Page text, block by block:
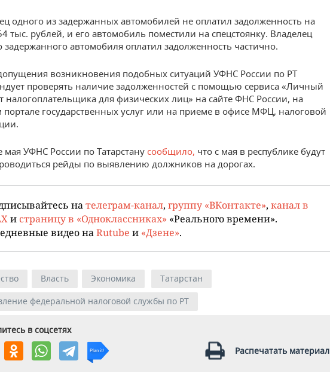
одного из задержанных автомобилей не оплатил задолженность на
тыс. рублей, и его автомобиль поместили на спецстоянку. Владелец
задержанного автомобиля оплатил задолженность частично.
возникновения подобных ситуаций УФНС России по РТ
проверять наличие задолженностей с помощью сервиса «Личный
налогоплательщика для физических лиц» на сайте ФНС России, на
портале государственных услуг или на приеме в офисе МФЦ, налоговой
мая УФНС России по Татарстану сообщило, что с мая в республике будут
рейды по выявлению должников на дорогах.
на телеграм-канал, группу «ВКонтакте», канал в
и страницу в «Одноклассниках» «Реального времени».
видео на Rutube и «Дзене».
Власть Экономика
Татарстан
федеральной налоговой службы по РТ
в соцсетях
Распечатать материал